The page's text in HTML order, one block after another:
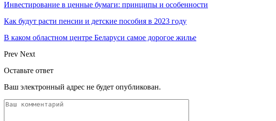
Инвестирование в ценные бумаги: принципы и особенности
Как будут расти пенсии и детские пособия в 2023 году
В каком областном центре Беларуси самое дорогое жилье
Prev Next
Оставьте ответ
Ваш электронный адрес не будет опубликован.